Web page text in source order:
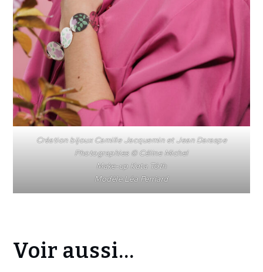
Création bijoux Camille Jacquemin et Jean Daraspe
Photographies © Céline Michel
Make-up Kata Tóth
Modèle Léa Perriard
Voir aussi...